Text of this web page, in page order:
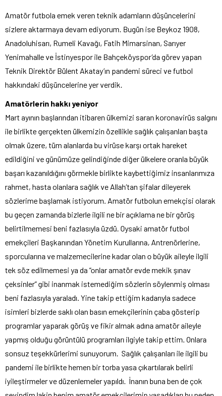
Amatör futbola emek veren teknik adamların düşüncelerini
sizlere aktarmaya devam ediyorum. Bugün ise Beykoz 1908,
Anadoluhisarı, Rumeli Kavağı, Fatih Mimarsinan, Sarıyer
Yenimahalle ve İstinyespor ile Bahçeköyspor’da görev yapan
Teknik Direktör Bülent Akatay’ın pandemi süreci ve futbol
hakkındaki düşüncelerine yer verdik.
Amatörlerin hakkı yeniyor
Mart ayının başlarından itibaren ülkemizi saran koronavirüs salgını
ile birlikte gerçekten ülkemizin özellikle sağlık çalışanları başta
olmak üzere, tüm alanlarda bu virüse karşı ortak hareket
edildiğini ve günümüze gelindiğinde diğer ülkelere oranla büyük
başarı kazanıldığını görmekle birlikte kaybettiğimiz insanlarımıza
rahmet, hasta olanlara sağlık ve Allah’tan şifalar dileyerek
sözlerime başlamak istiyorum. Amatör futbolun emekçisi olarak
bu geçen zamanda bizlerle ilgili ne bir açıklama ne bir görüş
belirtilmemesi beni fazlasıyla üzdü. Oysaki amatör futbol
emekçileri Başkanından Yönetim Kurullarına, Antrenörlerine,
sporcularına ve malzemecilerine kadar olan o büyük aileyle ilgili
tek söz edilmemesi ya da “onlar amatör evde mekik şınav
çeksinler” gibi inanmak istemediğim sözlerin söylenmiş olması
beni fazlasıyla yaraladı. Yine takip ettiğim kadarıyla sadece
isimleri bizlerde saklı olan basın emekçilerinin çaba gösterip
programlar yaparak görüş ve fikir almak adına amatör aileyle
yapmış olduğu görüntülü programları ilgiyle takip ettim. Onlara
sonsuz teşekkürlerimi sunuyorum. Sağlık çalışanları ile ilgili bu
pandemi ile birlikte hemen bir torba yasa çıkartılarak belirli
iyileştirmeler ve düzenlemeler yapıldı. İnanın buna ben de çok